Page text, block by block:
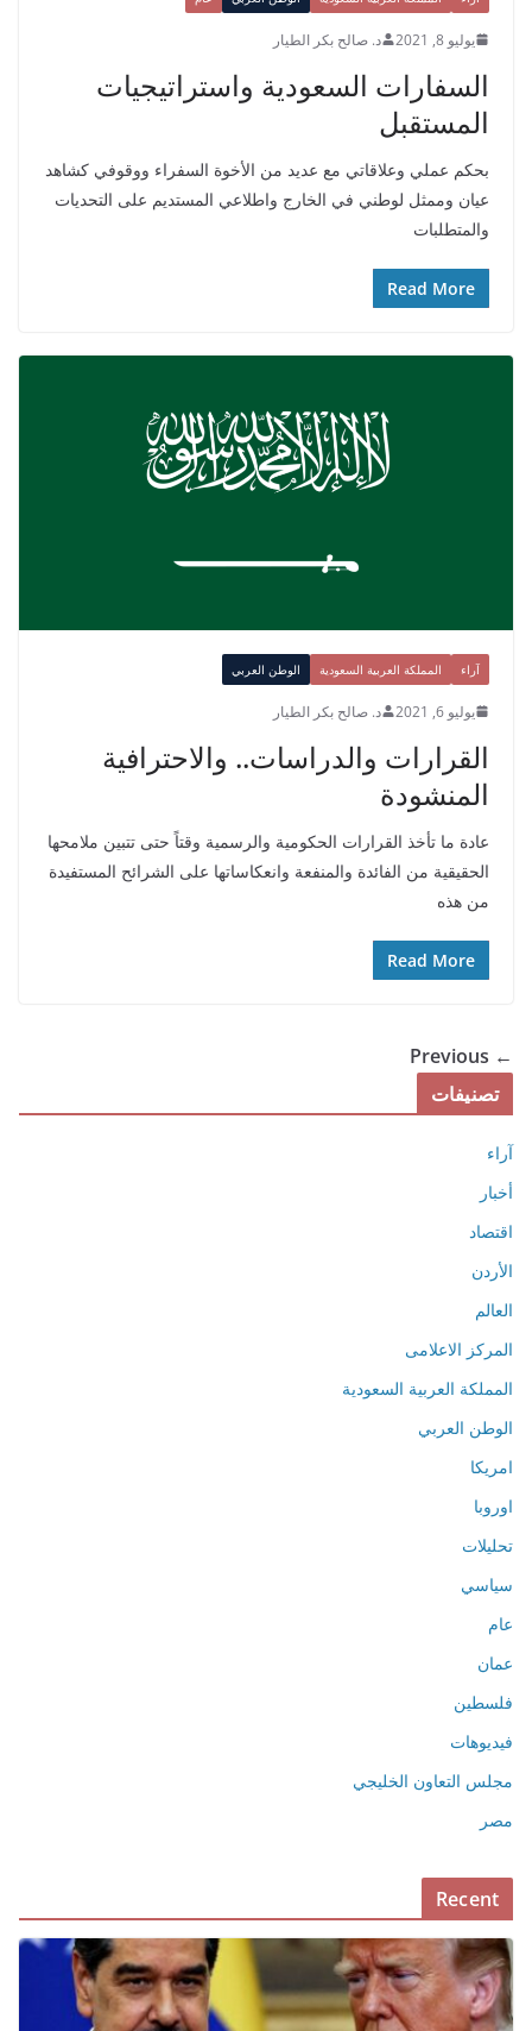
يوليو 8, 2021 د. صالح بكر الطيار
السفارات السعودية واستراتيجيات
المستقبل
بحكم عملي وعلاقاتي مع عديد من الأخوة السفراء ووقوفي كشاهد
عيان وممثل لوطني في الخارج واطلاعي المستديم على التحديات
والمتطلبات
Read More
آراء المملكة العربية السعودية الوطن العربي
يوليو 6, 2021 د. صالح بكر الطيار
القرارات والدراسات.. والاحترافية
المنشودة
عادة ما تأخذ القرارات الحكومية والرسمية وقتاً حتى تتبين ملامحها
الحقيقية من الفائدة والمنفعة وانعكاساتها على الشرائح المستفيدة
من هذه
Read More
← Previous
تصنيفات
آراء
أخبار
اقتصاد
الأردن
العالم
المركز الاعلامى
المملكة العربية السعودية
الوطن العربي
امريكا
اوروبا
تحليلات
سياسي
عام
عمان
فلسطين
فيديوهات
مجلس التعاون الخليجي
مصر
Recent